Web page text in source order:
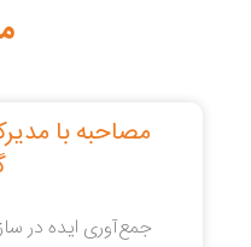
مصاحبه با